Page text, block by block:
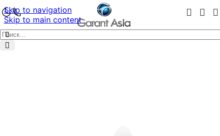
Skip to navigation
Skip to main content